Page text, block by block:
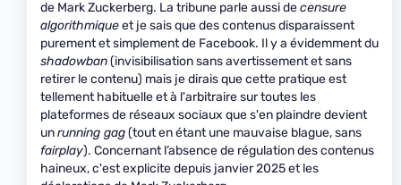
de Mark Zuckerberg. La tribune parle aussi decensure
algorithmiqueet je sais que des contenus disparaissent
purement et simplement de Facebook. Il y a évidemment du
shadowban(invisibilisation sans avertissement et sans
retirer le contenu) mais je dirais que cette pratique est
tellement habituelle et à l'arbitraire sur toutes les
plateformes de réseaux sociaux que s'en plaindre devient
unrunning gag(tout en étant une mauvaise blague, sans
fairplay). Concernant l’absence de régulation des contenus
haineux, c'est explicite depuis janvier 2025 et les